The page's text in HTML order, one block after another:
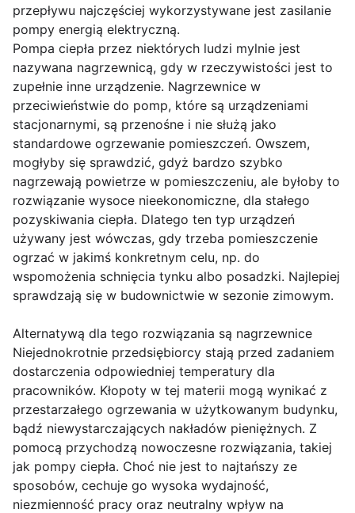
przepływu najczęściej wykorzystywane jest zasilanie
pompy energią elektryczną.
Pompa ciepła przez niektórych ludzi mylnie jest
nazywana nagrzewnicą, gdy w rzeczywistości jest to
zupełnie inne urządzenie. Nagrzewnice w
przeciwieństwie do pomp, które są urządzeniami
stacjonarnymi, są przenośne i nie służą jako
standardowe ogrzewanie pomieszczeń. Owszem,
mogłyby się sprawdzić, gdyż bardzo szybko
nagrzewają powietrze w pomieszczeniu, ale byłoby to
rozwiązanie wysoce nieekonomiczne, dla stałego
pozyskiwania ciepła. Dlatego ten typ urządzeń
używany jest wówczas, gdy trzeba pomieszczenie
ogrzać w jakimś konkretnym celu, np. do
wspomożenia schnięcia tynku albo posadzki. Najlepiej
sprawdzają się w budownictwie w sezonie zimowym.
Alternatywą dla tego rozwiązania są nagrzewnice
Niejednokrotnie przedsiębiorcy stają przed zadaniem
dostarczenia odpowiedniej temperatury dla
pracowników. Kłopoty w tej materii mogą wynikać z
przestarzałego ogrzewania w użytkowanym budynku,
bądź niewystarczających nakładów pieniężnych. Z
pomocą przychodzą nowoczesne rozwiązania, takiej
jak pompy ciepła. Choć nie jest to najtańszy ze
sposobów, cechuje go wysoka wydajność,
niezmienność pracy oraz neutralny wpływ na